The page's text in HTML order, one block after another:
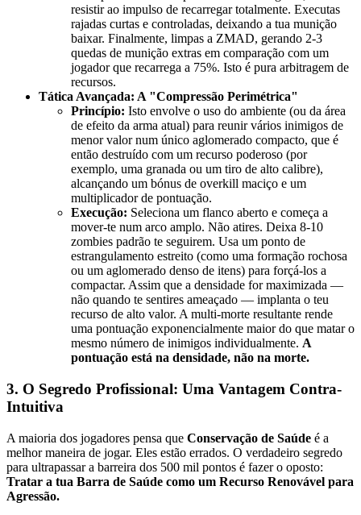
resistir ao impulso de recarregar totalmente. Executas
rajadas curtas e controladas, deixando a tua munição
baixar. Finalmente, limpas a ZMAD, gerando 2-3
quedas de munição extras em comparação com um
jogador que recarrega a 75%. Isto é pura arbitragem de
recursos.
Tática Avançada: A "Compressão Perimétrica"
Princípio: Isto envolve o uso do ambiente (ou da área
de efeito da arma atual) para reunir vários inimigos de
menor valor num único aglomerado compacto, que é
então destruído com um recurso poderoso (por
exemplo, uma granada ou um tiro de alto calibre),
alcançando um bónus de overkill maciço e um
multiplicador de pontuação.
Execução: Seleciona um flanco aberto e começa a
mover-te num arco amplo. Não atires. Deixa 8-10
zombies padrão te seguirem. Usa um ponto de
estrangulamento estreito (como uma formação rochosa
ou um aglomerado denso de itens) para forçá-los a
compactar. Assim que a densidade for maximizada —
não quando te sentires ameaçado — implanta o teu
recurso de alto valor. A multi-morte resultante rende
uma pontuação exponencialmente maior do que matar o
mesmo número de inimigos individualmente. A
pontuação está na densidade, não na morte.
3. O Segredo Profissional: Uma Vantagem Contra-
Intuitiva
A maioria dos jogadores pensa que Conservação de Saúde é a
melhor maneira de jogar. Eles estão errados. O verdadeiro segredo
para ultrapassar a barreira dos 500 mil pontos é fazer o oposto:
Tratar a tua Barra de Saúde como um Recurso Renovável para
Agressão.